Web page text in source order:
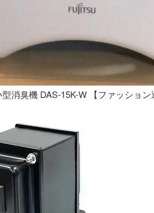
消臭機 DAS-15K-W 【ファッション